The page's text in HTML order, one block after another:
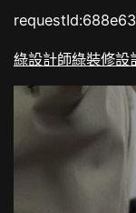
綠設計師綠裝修設